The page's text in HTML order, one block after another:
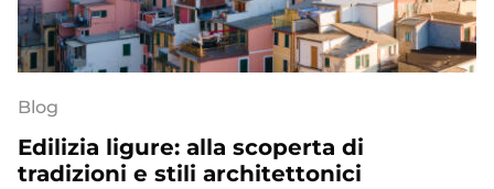
Blog
Edilizia ligure: alla scoperta di
tradizioni e stili architettonici